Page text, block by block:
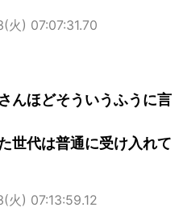
) 07:07:31.70
んほどそういうふうに言
世代は普通に受け入れて
) 07:13:59.12